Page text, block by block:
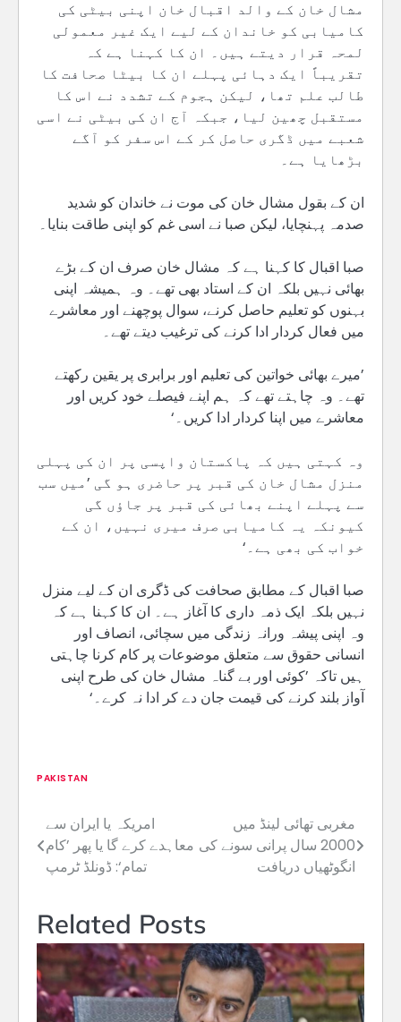
مشال خان کے والد اقبال خان اپنی بیٹی کی
کامیابی کو خاندان کے لیے ایک غیر معمولی
لمحہ قرار دیتے ہیں۔ ان کا کہنا ہے کہ
تقریباً ایک دہائی پہلے ان کا بیٹا صحافت کا
طالب علم تھا، لیکن ہجوم کے تشدد نے اس کا
مستقبل چھین لیا، جبکہ آج ان کی بیٹی نے اسی
شعبے میں ڈگری حاصل کر کے اس سفر کو آگے
بڑھایا ہے۔
ان کے بقول مشال خان کی موت نے خاندان کو شدید
صدمہ پہنچایا، لیکن صبا نے اسی غم کو اپنی طاقت بنایا۔
صبا اقبال کا کہنا ہے کہ مشال خان صرف ان کے بڑے
بھائی نہیں بلکہ ان کے استاد بھی تھے۔ وہ ہمیشہ اپنی
بہنوں کو تعلیم حاصل کرنے، سوال پوچھنے اور معاشرے
میں فعال کردار ادا کرنے کی ترغیب دیتے تھے۔
’میرے بھائی خواتین کی تعلیم اور برابری پر یقین رکھتے
تھے۔ وہ چاہتے تھے کہ ہم اپنے فیصلے خود کریں اور
معاشرے میں اپنا کردار ادا کریں۔‘
وہ کہتی ہیں کہ پاکستان واپسی پر ان کی پہلی
منزل مشال خان کی قبر پر حاضری ہو گی ’میں سب
سے پہلے اپنے بھائی کی قبر پر جاؤں گی
کیونکہ یہ کامیابی صرف میری نہیں، ان کے
خواب کی بھی ہے۔‘
صبا اقبال کے مطابق صحافت کی ڈگری ان کے لیے منزل
نہیں بلکہ ایک ذمہ داری کا آغاز ہے۔ ان کا کہنا ہے کہ
وہ اپنی پیشہ ورانہ زندگی میں سچائی، انصاف اور
انسانی حقوق سے متعلق موضوعات پر کام کرنا چاہتی
ہیں تاکہ ’کوئی اور بے گناہ مشال خان کی طرح اپنی
آواز بلند کرنے کی قیمت جان دے کر ادا نہ کرے۔‘
PAKISTAN
Post
navigation
امریکہ یا ایران سے
معاہدے کرے گا یا پھر ’کام
تمام‘: ڈونلڈ ٹرمپ
مغربی تھائی لینڈ میں
2000 سال پرانی سونے کی
انگوٹھیاں دریافت
Related Posts